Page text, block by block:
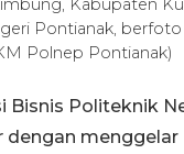
Kabupaten
Pontianak,
Polnep Pontianak)
Bisnis Politeknik
dengan